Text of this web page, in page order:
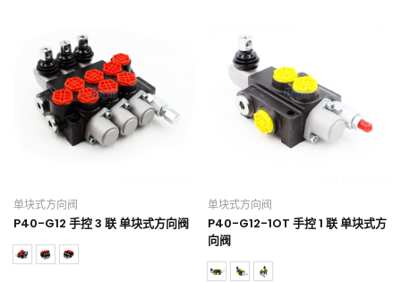
单块式方向阀
P40-G12 手控 3 联 单块式方向阀
单块式方向阀
P40-G12-1OT 手控 1 联 单块式方
向阀